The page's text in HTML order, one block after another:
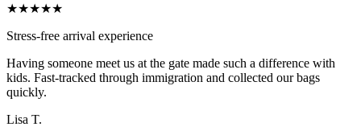
★★★★★
Stress-free arrival experience
Having someone meet us at the gate made such a difference with
kids. Fast-tracked through immigration and collected our bags
quickly.
Lisa T.